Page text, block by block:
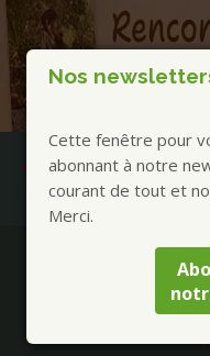
Nos
Cette fenêtre pour
abonnant à notre
courant de tout et
Merci.
Séminaire
et baleines